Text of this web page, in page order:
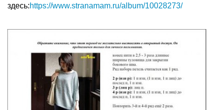
здесь:https://www.stranamam.ru/album/10028273/